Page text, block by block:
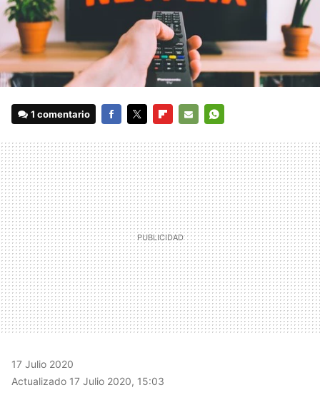
1 comentario
MAIL
17 Julio 2020
Actualizado 17 Julio 2020, 15:03